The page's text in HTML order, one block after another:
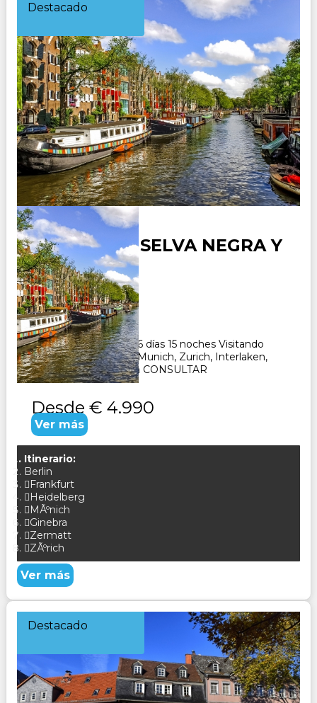
Destacado
ALEMANIA - SELVA NEGRA Y
SUIZA
Duración:
16Días15Noches
Paquete Turistico de 16 días 15 noches Visitando
Frankfurt, Heidelberg, Munich, Zurich, Interlaken,
Ginebra, Zermat, Zuich CONSULTAR
Desde € 4.990
Ver más
Itinerario:
Berlin
Frankfurt
Heidelberg
MÃºnich
Ginebra
Zermatt
ZÃºrich
Ver más
Destacado